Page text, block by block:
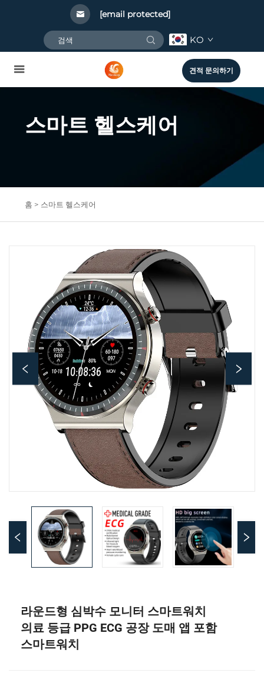
[email protected]
KO
견적 문의하기
스마트 헬스케어
홈 > 스마트 헬스케어
라운드형 심박수 모니터 스마트워치
의료 등급 PPG ECG 공장 도매 앱 포함
스마트워치